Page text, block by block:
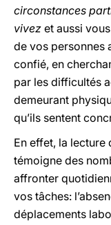
circonstances
vivez et aussi
de vos personnes
confié, en
par les difficultés
demeurant
qu’ils sentent
En effet, la
témoigne des
affronter
vos tâches:
déplacements